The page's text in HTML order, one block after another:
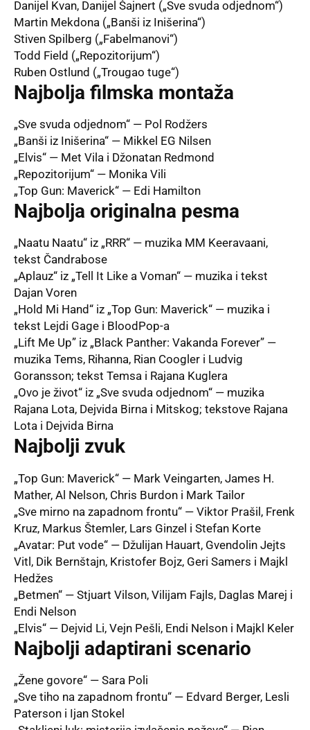
Danijel Kvan, Danijel Šajnert („Sve svuda odjednom“)
Martin Mekdona („Banši iz Inišerina“)
Stiven Spilberg („Fabelmanovi“)
Todd Field („Repozitorijum“)
Ruben Ostlund („Trougao tuge“)
Najbolja filmska montaža
„Sve svuda odjednom“ — Pol Rodžers
„Banši iz Inišerina“ — Mikkel EG Nilsen
„Elvis“ — Met Vila i Džonatan Redmond
„Repozitorijum“ — Monika Vili
„Top Gun: Maverick“ — Edi Hamilton
Najbolja originalna pesma
„Naatu Naatu“ iz „RRR“ — muzika MM Keeravaani,
tekst Čandrabose
„Aplauz“ iz „Tell It Like a Voman“ — muzika i tekst
Dajan Voren
„Hold Mi Hand“ iz „Top Gun: Maverick“ — muzika i
tekst Lejdi Gage i BloodPop-a
„Lift Me Up” iz „Black Panther: Vakanda Forever” —
muzika Tems, Rihanna, Rian Coogler i Ludvig
Goransson; tekst Temsa i Rajana Kuglera
„Ovo je život“ iz „Sve svuda odjednom“ — muzika
Rajana Lota, Dejvida Birna i Mitskog; tekstove Rajana
Lota i Dejvida Birna
Najbolji zvuk
„Top Gun: Maverick“ — Mark Veingarten, James H.
Mather, Al Nelson, Chris Burdon i Mark Tailor
„Sve mirno na zapadnom frontu“ — Viktor Prašil, Frenk
Kruz, Markus Štemler, Lars Ginzel i Stefan Korte
„Avatar: Put vode“ — Džulijan Hauart, Gvendolin Jejts
Vitl, Dik Bernštajn, Kristofer Bojz, Geri Samers i Majkl
Hedžes
„Betmen“ — Stjuart Vilson, Vilijam Fajls, Daglas Marej i
Endi Nelson
„Elvis“ — Dejvid Li, Vejn Pešli, Endi Nelson i Majkl Keler
Najbolji adaptirani scenario
„Žene govore“ — Sara Poli
„Sve tiho na zapadnom frontu“ — Edvard Berger, Lesli
Paterson i Ijan Stokel